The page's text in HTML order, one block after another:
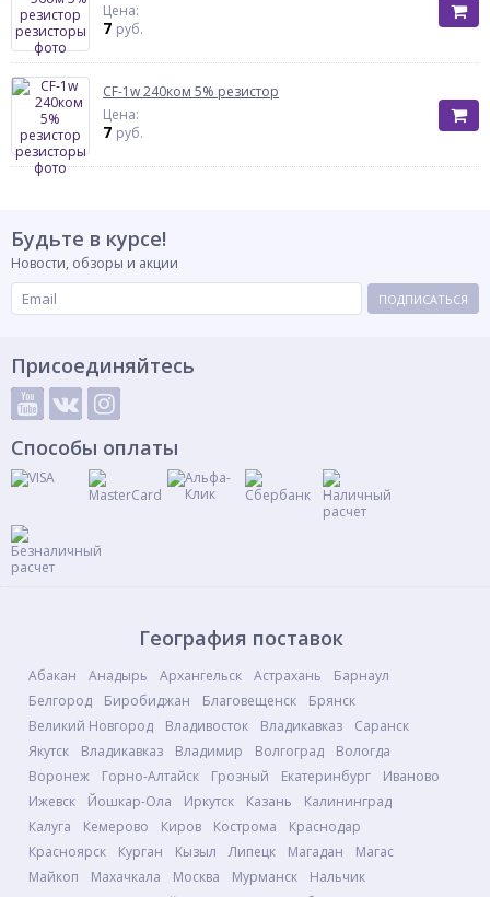
Цена:
7 руб.
CF-1w 240ком 5% резистор
Цена:
7 руб.
Будьте в курсе!
Новости, обзоры и акции
ПОДПИСАТЬСЯ
Присоединяйтесь
Способы оплаты
География поставок
Абакан Анадырь Архангельск Астрахань
Барнаул
Белгород
Биробиджан Благовещенск
Брянск
Великий Новгород
Владивосток Владикавказ
Саранск
Якутск
Владикавказ Владимир Волгоград
Вологда
Воронеж
Горно-Алтайск Грозный Екатеринбург
Иваново
Ижевск
Йошкар-Ола Иркутск Казань
Калининград
Калуга
Кемерово Киров Кострома
Краснодар
Красноярск
Курган Кызыл Липецк Магадан
Магас
Майкоп
Махачкала Москва Мурманск
Нальчик